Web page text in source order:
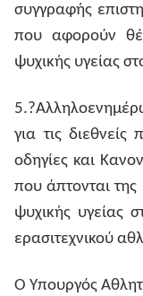
συγγραφής
που αφορούν
ψυχικής υγείας
για τις διεθνείς
οδηγίες και
που άπτονται
ψυχικής υγείας
ερασιτεχνικού
Ο Υπουργός